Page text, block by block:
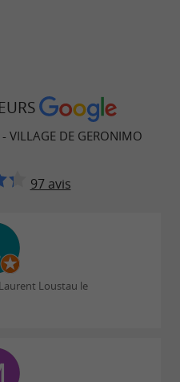
VILLAGE DE GERONIMO
97 avis
Loustau le